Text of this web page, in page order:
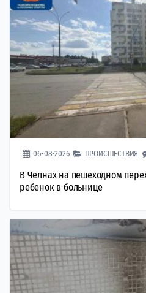
06-08-2026 ПРОИСШЕСТВИЯ
В Челнах на пешеходном
ребенок в больнице